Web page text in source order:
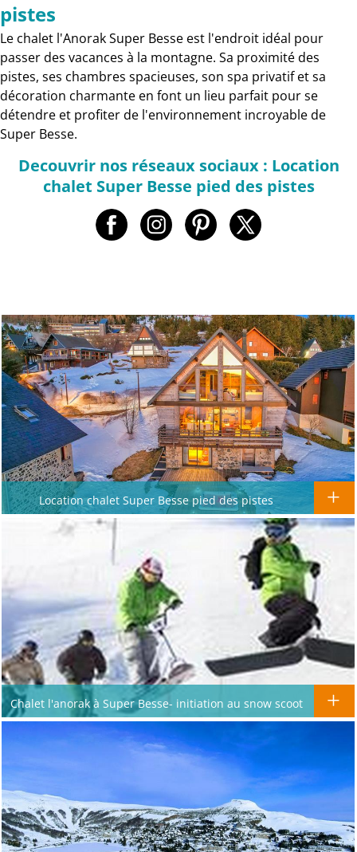
pistes
Le chalet l'Anorak Super Besse est l'endroit idéal pour
passer des vacances à la montagne. Sa proximité des
pistes, ses chambres spacieuses, son spa privatif et sa
décoration charmante en font un lieu parfait pour se
détendre et profiter de l'environnement incroyable de
Super Besse.
Decouvrir nos réseaux sociaux : Location
chalet Super Besse pied des pistes
Location chalet Super Besse pied des pistes
Chalet l'anorak à Super Besse- initiation au snow scoot